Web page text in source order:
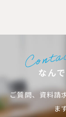
なん
ご質問、資料請
ま